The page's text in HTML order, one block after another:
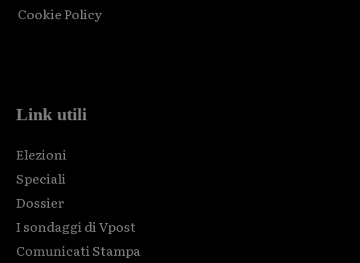
Cookie Policy
Link utili
Elezioni
Speciali
Dossier
I sondaggi di Vpost
Comunicati Stampa